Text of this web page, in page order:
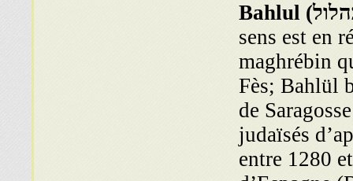
Bahlul (
sens est en
maghrébin
Fès; Bahlül
de
judaïsés
entre 1280